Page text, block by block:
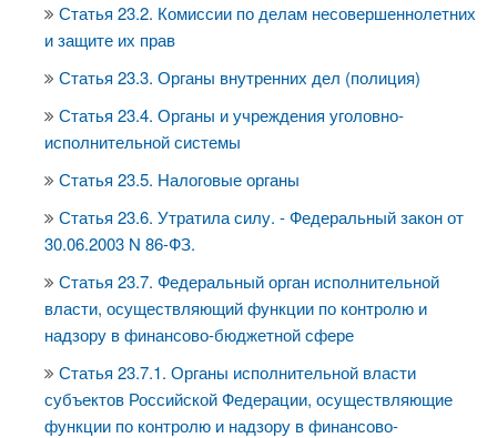
Статья 23.2. Комиссии по делам несовершеннолетних
и защите их прав
Статья 23.3. Органы внутренних дел (полиция)
Статья 23.4. Органы и учреждения уголовно-
исполнительной системы
Статья 23.5. Налоговые органы
Статья 23.6. Утратила силу. - Федеральный закон от
30.06.2003 N 86-ФЗ.
Статья 23.7. Федеральный орган исполнительной
власти, осуществляющий функции по контролю и
надзору в финансово-бюджетной сфере
Статья 23.7.1. Органы исполнительной власти
субъектов Российской Федерации, осуществляющие
функции по контролю и надзору в финансово-